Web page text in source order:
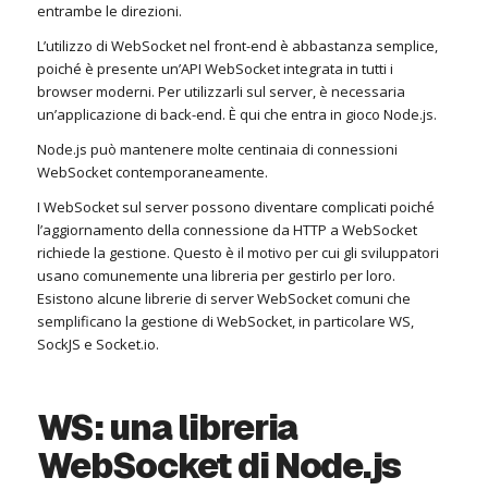
entrambe le direzioni.
L’utilizzo di WebSocket nel front-end è abbastanza semplice,
poiché è presente un’API WebSocket integrata in tutti i
browser moderni. Per utilizzarli sul server, è necessaria
un’applicazione di back-end. È qui che entra in gioco Node.js.
Node.js può mantenere molte centinaia di connessioni
WebSocket contemporaneamente.
I WebSocket sul server possono diventare complicati poiché
l’aggiornamento della connessione da HTTP a WebSocket
richiede la gestione. Questo è il motivo per cui gli sviluppatori
usano comunemente una libreria per gestirlo per loro.
Esistono alcune librerie di server WebSocket comuni che
semplificano la gestione di WebSocket, in particolare WS,
SockJS e Socket.io.
WS: una libreria
WebSocket di Node.js